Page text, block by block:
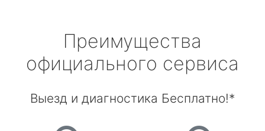
Преимущества
официального сервиса
Выезд и диагностика Бесплатно!*